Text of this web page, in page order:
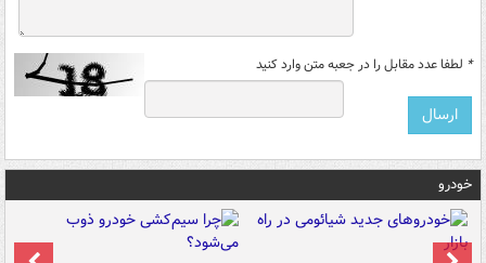
* لطفا عدد مقابل را در جعبه متن وارد کنید
خودرو